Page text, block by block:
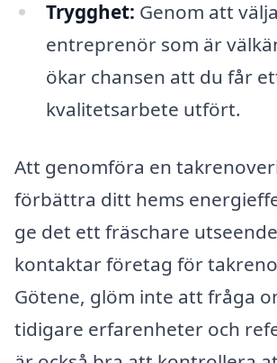
Trygghet: Genom att
entreprenör som är
ökar chansen att du får
kvalitetsarbete utfört.
Att genomföra en
förbättra ditt hems
ge det ett fräschare
kontaktar företag för
Götene, glöm inte att fråga
tidigare erfarenheter och